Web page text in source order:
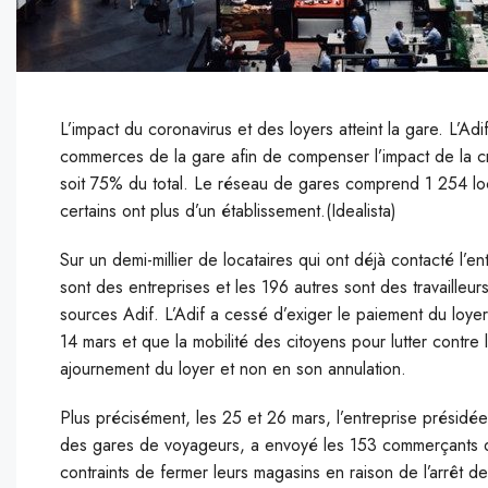
L’impact du coronavirus et des loyers atteint la gare.
commerces de la gare afin de compenser l’impact de la
soit 75% du total. Le réseau de gares comprend 1 254
certains ont plus d’un établissement.(Idealista)
Sur un demi-millier de locataires qui ont déjà contacté
sont des entreprises et les 196 autres sont des
sources Adif. L’Adif a cessé d’exiger le paiement du
14 mars et que la mobilité des citoyens pour lutter
ajournement du loyer et non en son annulation.
Plus précisément, les 25 et 26 mars, l’entreprise
des gares de voyageurs, a envoyé les 153 commerçants
contraints de fermer leurs magasins en raison de l’arrêt